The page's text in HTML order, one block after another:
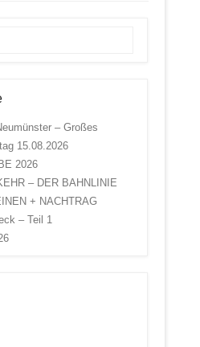
– Großes
15.08.2026
2026
– DER BAHNLINIE
+ NACHTRAG
– Teil 1